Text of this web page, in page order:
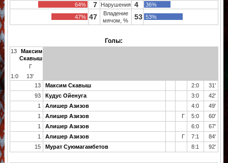
64%
7 Нарушения 4
36%
47% 47
Владение
мячом, %
53 53%
Голы:
13
Максим
Скавыш
Г
1:0
13'
13
Максим Скавыш 2:0
31'
93
Кудус Ойенуга 3:0
42'
1
Алишер Азизов 4:0
49'
1
Алишер Азизов Г 5:0
60'
1
Алишер Азизов 6:0
67'
1
Алишер Азизов Г 7:1
84'
15
Мурат Суюмагамбетов 8:1 92'